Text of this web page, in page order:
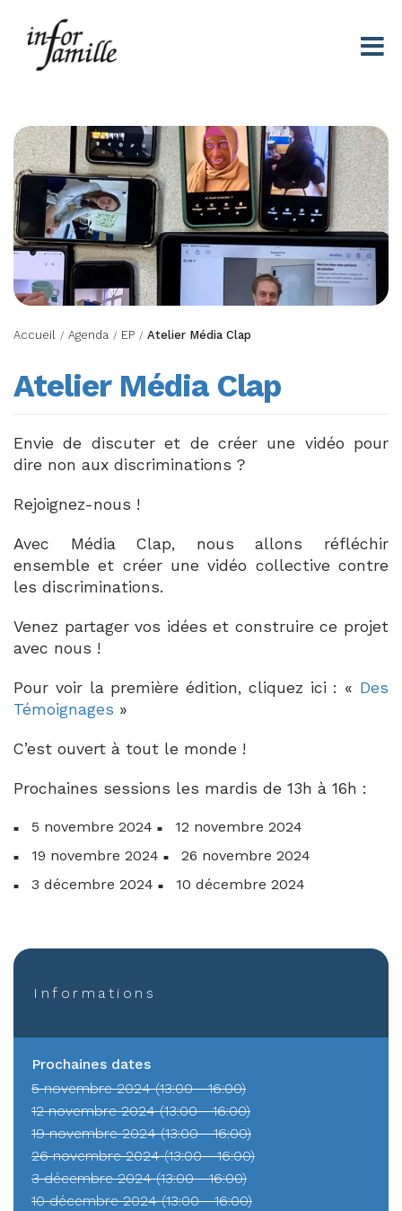
Accueil / Agenda / EP / Atelier Média Clap
Atelier Média Clap
Envie de discuter et de créer une vidéo pour
dire non aux discriminations ?
Rejoignez-nous !
Avec Média Clap, nous allons réfléchir
ensemble et créer une vidéo collective contre
les discriminations.
Venez partager vos idées et construire ce projet
avec nous !
Pour voir la première édition, cliquez ici : « Des
Témoignages »
C’est ouvert à tout le monde !
Prochaines sessions les mardis de 13h à 16h :
5 novembre 2024 12 novembre 2024
19 novembre 2024 26 novembre 2024
3 décembre 2024 10 décembre 2024
Informations
Prochaines dates
5 novembre 2024 (13:00 - 16:00)
12 novembre 2024 (13:00 - 16:00)
19 novembre 2024 (13:00 - 16:00)
26 novembre 2024 (13:00 - 16:00)
3 décembre 2024 (13:00 - 16:00)
10 décembre 2024 (13:00 - 16:00)